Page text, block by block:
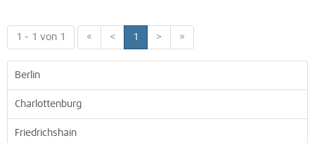
1 - 1 von 1 « < 1 > »
Berlin
Charlottenburg
Friedrichshain